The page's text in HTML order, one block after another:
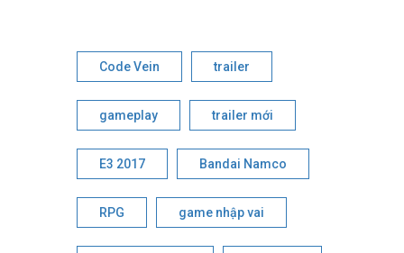
Code Vein trailer
gameplay trailer mới
E3 2017 Bandai Namco
RPG game nhập vai